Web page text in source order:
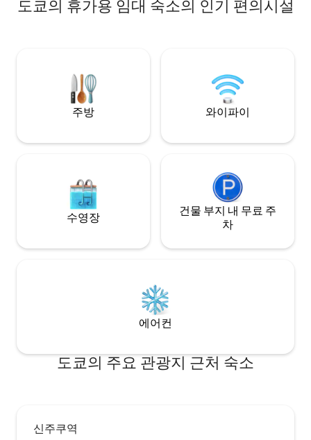
조용히 자리한 듯합니다. 도쿄 중심부의 타
의 추종을 불허하는 편리함을 갖추고 있는
시스템 설치 도쿄의 추운 겨울에도 따뜻하
고 편안한 숙박을 즐길 수 있습니다. ★ 도쿄
신주쿠 중심부 도쿄에서 가장 번화한 도심
지역에 위치하여 도시의 활력을 느낄 수 있
는 동시에, 흔치 않은 조용한 공간을 누릴 수
있습니다. ★ 교통이 매우 편리합니다. 지하
로 쉽게 이동할 수 있습니다. 주변 생활 경험
이곳은 여행하기 편리할 뿐만 아니라 현지
인처럼 생활할 수 있는 곳입니다. 🍞 도보
5m 현지 주민들에게 인기 있는 인스타그램
유명 베이커리에서 매일 갓 구운 일본식 빵
을 맛보실 수 있습니다. ☕ 도보 20m 인기
🍶 도보 20m 동네 사람들이 자주 찾는 전통
에서 일상용품을 구입하실 수 있습니다. 주
다양한 특색 있는 레스토랑과 카페 편의점
및 약국 도보로 15분 거리: 이세단 신주쿠점
돈키호테 신주쿠점 코리아타운(신오쿠보)
점에서 쇼핑하고,
세요. 그런 '히가시
로 약 5분 ・신주쿠
30분) 등 주요 지
니다. 도쿄 관광
입니다.
도쿄의 휴가용 임대 숙소의 인기 편의시설
주방 와이파이
수영장
건물 부지 내 무료 주
차
에어컨
도쿄의 주요 관광지 근처 숙소
신주쿠역